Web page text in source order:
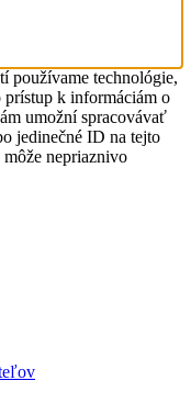
používame technológie,
prístup k informáciám o
umožní spracovávať
jedinečné ID na tejto
môže nepriaznivo